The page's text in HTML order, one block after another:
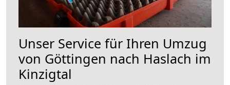
Unser Service für Ihren Umzug
von Göttingen nach Haslach im
Kinzigtal